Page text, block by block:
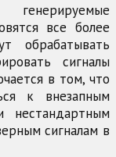
все более
обрабатывать
сигналы
в том, что
к внезапным
нестандартным
сигналам в